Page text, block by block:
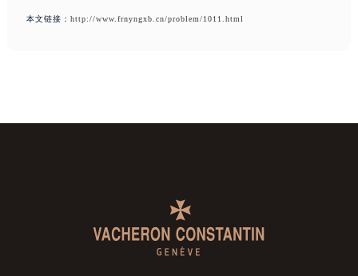
本文链接： http://www.frnyngxb.cn/problem/1011.html